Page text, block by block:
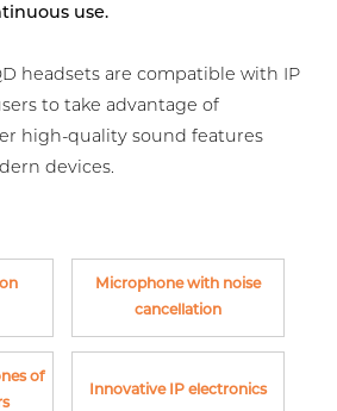
use.
headsets are compatible with IP
to take advantage of
high-quality sound features
devices.
Microphone with noise
cancellation
of
Innovative IP electronics